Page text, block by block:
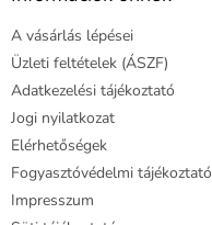
A vásárlás lépései
Üzleti feltételek (ÁSZF)
Adatkezelési tájékoztató
Jogi nyilatkozat
Elérhetőségek
Fogyasztóvédelmi tájékoztató
Impresszum